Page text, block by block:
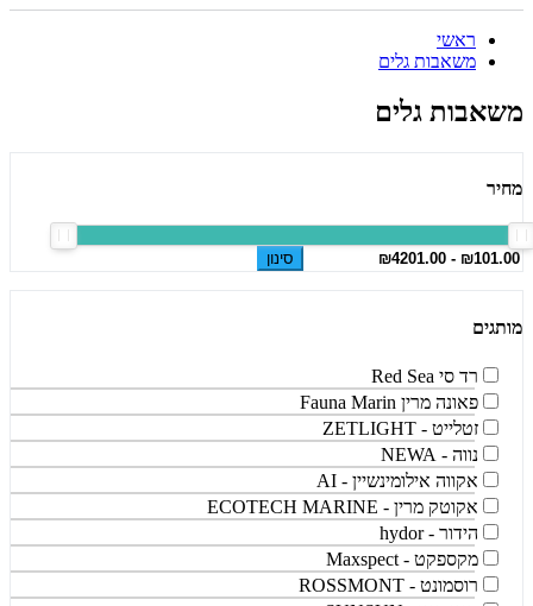
ראשי
משאבות גלים
משאבות גלים
מחיר
סינון
מותגים
רד סי Red Sea
פאונה מרין Fauna Marin
זטלייט - ZETLIGHT
נווה - NEWA
אקווה אילומינשיין - AI
אקוטק מרין - ECOTECH MARINE
הידור - hydor
מקספקט - Maxspect
רוסמונט - ROSSMONT